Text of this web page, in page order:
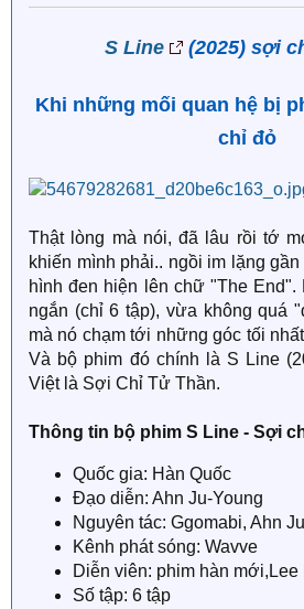
S Line (2025) sợi
Khi những mối quan hệ bị
chỉ đỏ
Thật lòng mà nói, đã lâu rồi tớ
khiến mình phải.. ngồi im lặng
hình đen hiện lên chữ "The End".
ngắn (chỉ 6 tập), vừa không quá
mà nó chạm tới những góc tối
Và bộ phim đó chính là S Line
Việt là Sợi Chỉ Tử Thần.
Thông tin bộ phim S Line - Sợi
Quốc gia: Hàn Quốc
Đạo diễn: Ahn Ju-Young
Nguyên tác: Ggomabi, Ahn
Kênh phát sóng: Wavve
Diễn viên: phim hàn mới,Lee
Số tập: 6 tập